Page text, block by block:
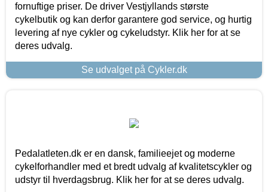
fornuftige priser. De driver Vestjyllands største
cykelbutik og kan derfor garantere god service, og hurtig
levering af nye cykler og cykeludstyr. Klik her for at se
deres udvalg.
Se udvalget på Cykler.dk
Pedalatleten.dk er en dansk, familieejet og moderne
cykelforhandler med et bredt udvalg af kvalitetscykler og
udstyr til hverdagsbrug. Klik her for at se deres udvalg.